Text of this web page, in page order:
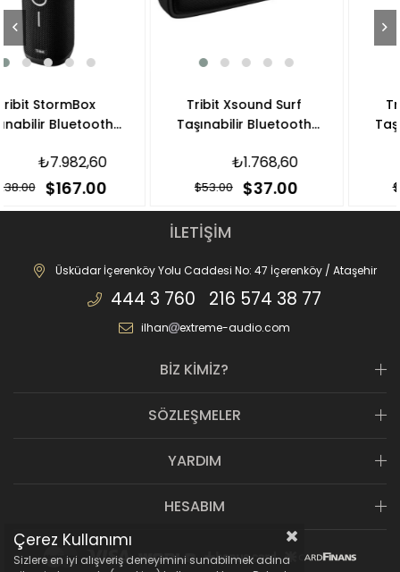
Tribit Xsound Surf
Taşınabilir Bluetooth
₺1.768,60
$37.00
Tribit
Taşınabilir
İLETİŞİM
Üsküdar İçerenköy Yolu Caddesi No: 47 İçerenköy / Ataşehir
444 3 760 216 574 38 77
ilhan extreme-audio.com
BİZ KİMİZ?
SÖZLEŞMELER
YARDIM
HESABIM
Çerez Kullanımı
Sizlere en iyi alışveriş deneyimini sunabilmek adına